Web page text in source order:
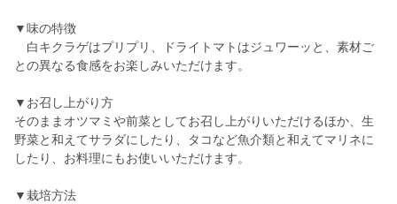
▼味の特徴
白キクラゲはプリプリ、ドライトマトはジュワーッと、素材ご
との異なる食感をお楽しみいただけます。
▼お召し上がり方
そのままオツマミや前菜としてお召し上がりいただけるほか、生
野菜と和えてサラダにしたり、タコなど魚介類と和えてマリネに
したり、お料理にもお使いいただけます。
▼栽培方法